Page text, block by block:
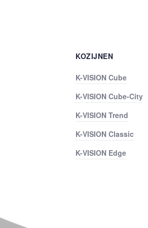
KOZIJNEN
K-VISION Cube
K-VISION Cube-City
K-VISION Trend
K-VISION Classic
K-VISION Edge